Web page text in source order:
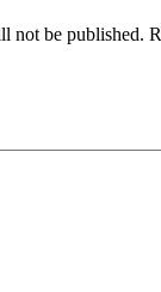
not be published.